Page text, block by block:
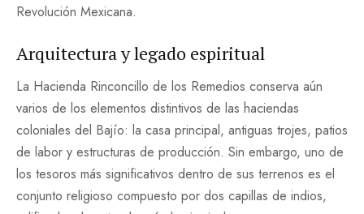
Revolución Mexicana.
Arquitectura y legado espiritual
La Hacienda Rinconcillo de los Remedios conserva aún
varios de los elementos distintivos de las haciendas
coloniales del Bajío: la casa principal, antiguas trojes, patios
de labor y estructuras de producción. Sin embargo, uno de
los tesoros más significativos dentro de sus terrenos es el
conjunto religioso compuesto por dos capillas de indios,